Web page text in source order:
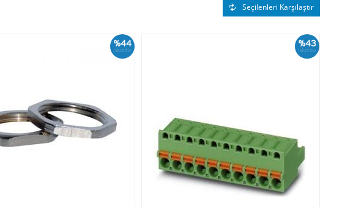
Seçilenleri Karşılaştır
%44
İskonto
%43
İskonto